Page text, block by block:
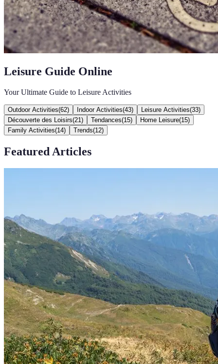
Leisure Guide Online
Your Ultimate Guide to Leisure Activities
Outdoor Activities(62) Indoor Activities(43) Leisure Activities(33)
Découverte des Loisirs(21 ) Tendances(15) Home Leisure(15)
Family Activities(14) Trends(12)
Featured Articles